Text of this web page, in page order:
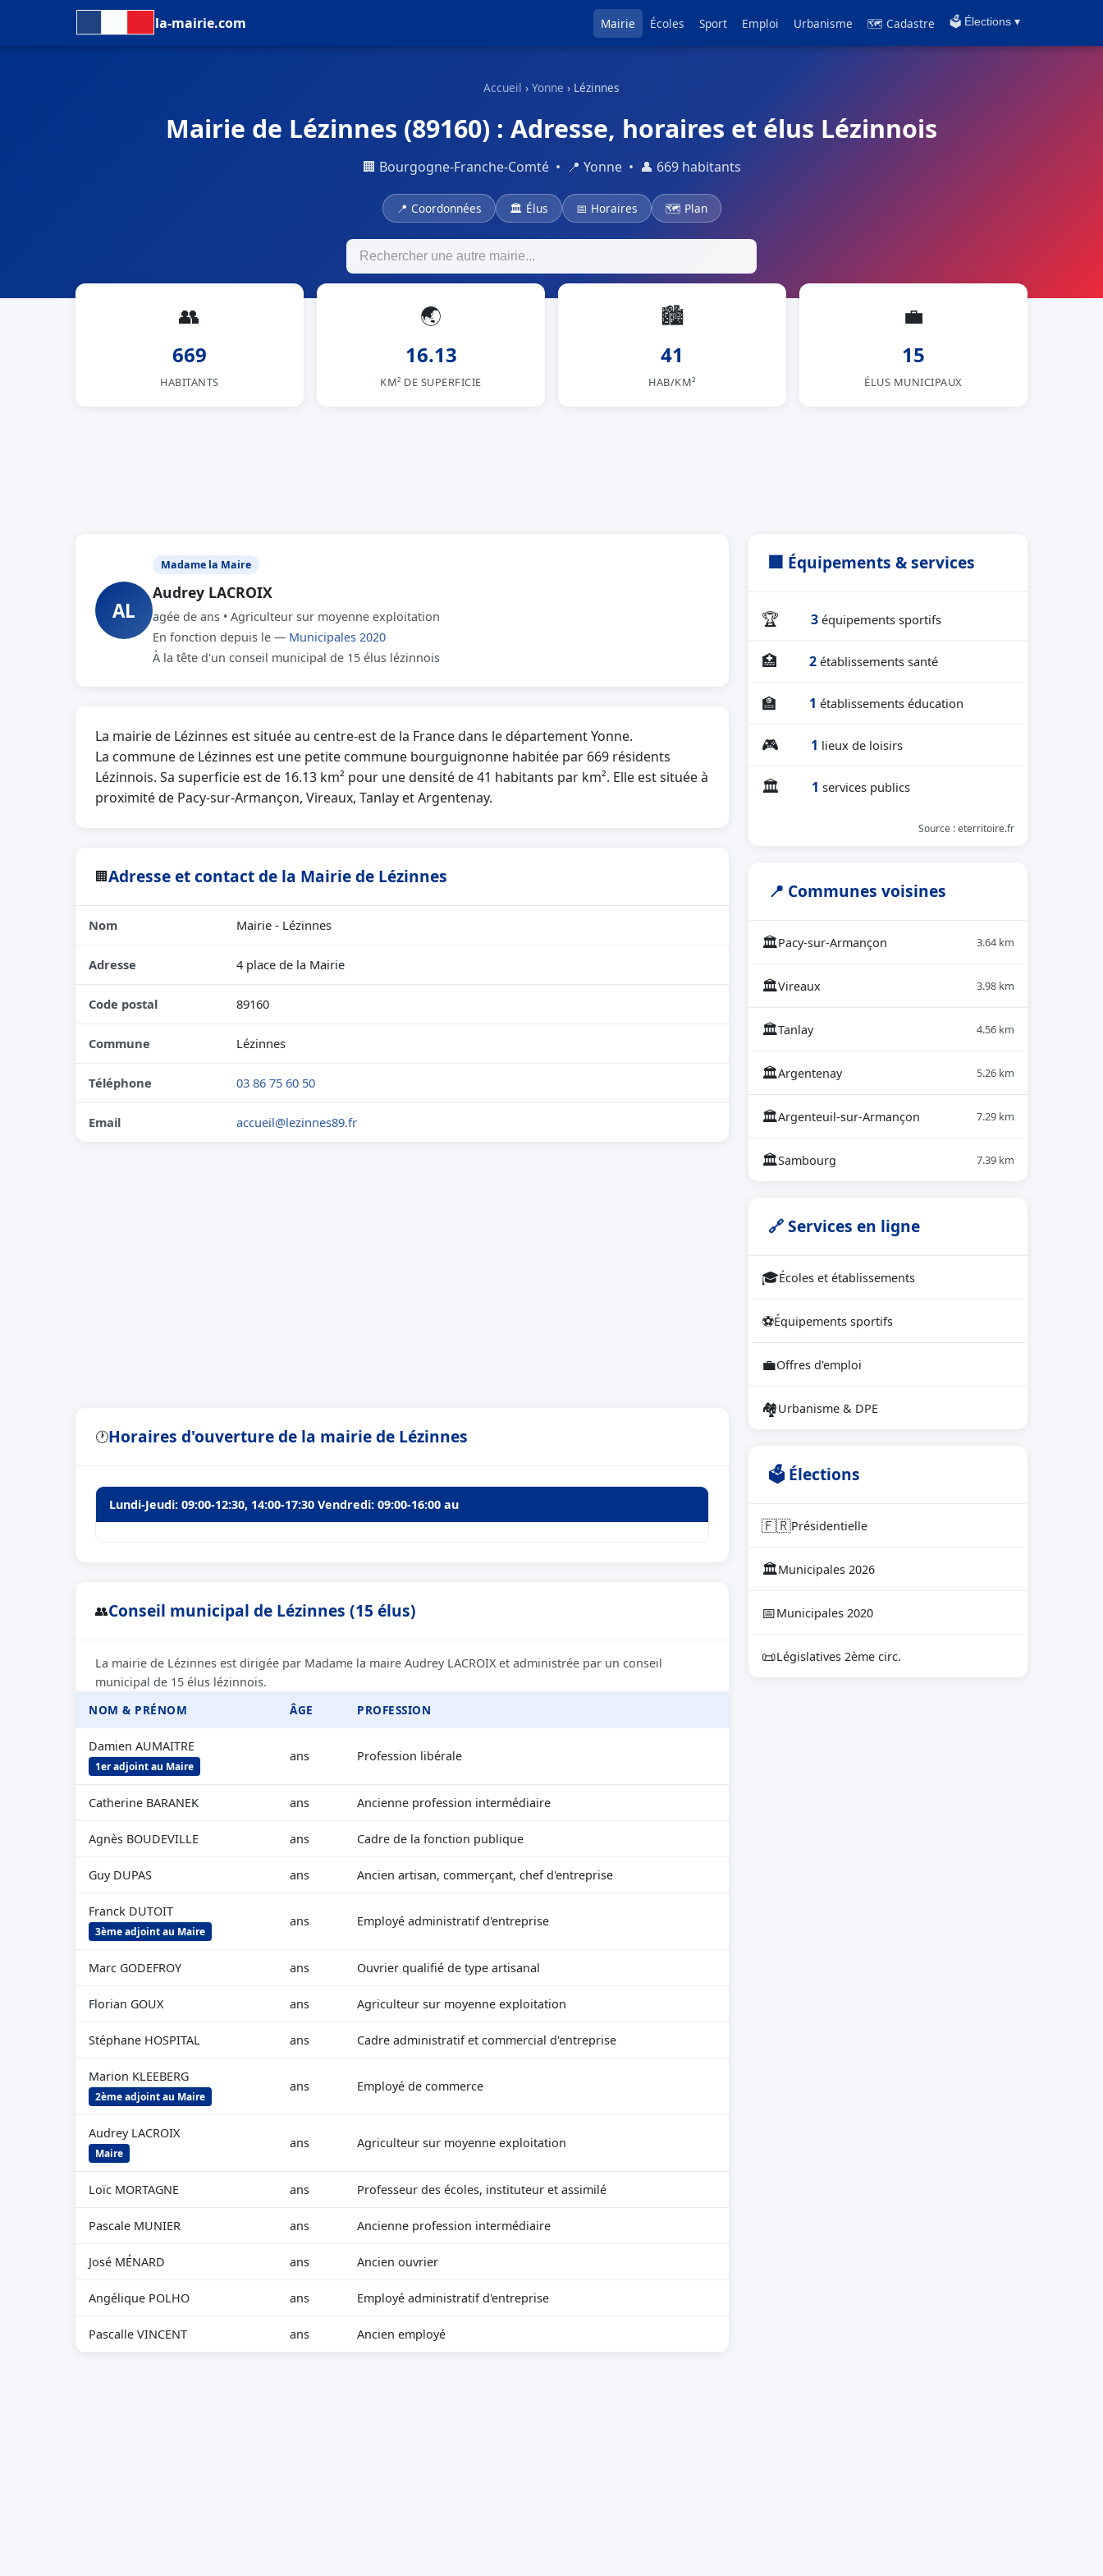
la-mairie.com Mairie Écoles Sport Emploi Urbanisme 🗺 Cadastre 🗳️ Élections ▾
Accueil › Yonne › Lézinnes
Mairie de Lézinnes (89160) : Adresse, horaires et élus Lézinnois
🏢 Bourgogne-Franche-Comté • 📍 Yonne • 👤 669 habitants
📍 Coordonnées 🏛 Élus 📅 Horaires 🗺 Plan
👥
669
HABITANTS
🌏
16.13
KM² DE SUPERFICIE
🏙
41
HAB/KM²
💼
15
ÉLUS MUNICIPAUX
AL
Madame la Maire
Audrey LACROIX
agée de ans • Agriculteur sur moyenne exploitation
En fonction depuis le — Municipales 2020
À la tête d'un conseil municipal de 15 élus lézinnois
La mairie de Lézinnes est située au centre-est de la France dans le département Yonne.
La commune de Lézinnes est une petite commune bourguignonne habitée par 669 résidents
Lézinnois. Sa superficie est de 16.13 km² pour une densité de 41 habitants par km². Elle est située à
proximité de Pacy-sur-Armançon, Vireaux, Tanlay et Argentenay.
🏢Adresse et contact de la Mairie de Lézinnes
Nom Mairie - Lézinnes
Adresse 4 place de la Mairie
Code postal 89160
Commune Lézinnes
Téléphone 03 86 75 60 50
Email accueil@lezinnes89.fr
🕐Horaires d'ouverture de la mairie de Lézinnes
Lundi-Jeudi: 09:00-12:30, 14:00-17:30 Vendredi: 09:00-16:00 au
👥Conseil municipal de Lézinnes (15 élus)
La mairie de Lézinnes est dirigée par Madame la maire Audrey LACROIX et administrée par un conseil
municipal de 15 élus lézinnois.
NOM & PRÉNOM
ÂGE PROFESSION
Damien AUMAITRE
1er adjoint au Maire
ans Profession libérale
Catherine BARANEK ans Ancienne profession intermédiaire
Agnès BOUDEVILLE ans Cadre de la fonction publique
Guy DUPAS ans Ancien artisan, commerçant, chef d'entreprise
Franck DUTOIT
3ème adjoint au Maire
ans Employé administratif d'entreprise
Marc GODEFROY ans Ouvrier qualifié de type artisanal
Florian GOUX ans Agriculteur sur moyenne exploitation
Stéphane HOSPITAL ans Cadre administratif et commercial d'entreprise
Marion KLEEBERG
2ème adjoint au Maire
ans Employé de commerce
Audrey LACROIX
Maire
ans Agriculteur sur moyenne exploitation
Loïc MORTAGNE ans Professeur des écoles, instituteur et assimilé
Pascale MUNIER ans Ancienne profession intermédiaire
José MÉNARD ans Ancien ouvrier
Angélique POLHO ans Employé administratif d'entreprise
Pascalle VINCENT ans Ancien employé
🏢 Équipements & services
🏆 3 équipements sportifs
🏥 2 établissements santé
🏫 1 établissements éducation
🎮 1 lieux de loisirs
🏛 1 services publics
Source : eterritoire.fr
📍 Communes voisines
🏛Pacy-sur-Armançon 3.64 km
🏛Vireaux 3.98 km
🏛Tanlay 4.56 km
🏛Argentenay 5.26 km
🏛Argenteuil-sur-Armançon 7.29 km
🏛Sambourg 7.39 km
🔗 Services en ligne
🎓Écoles et établissements
⚽Équipements sportifs
💼Offres d'emploi
🏘Urbanisme & DPE
🗳 Élections
🇫🇷Présidentielle
🏛Municipales 2026
📅Municipales 2020
📜Législatives 2ème circ.